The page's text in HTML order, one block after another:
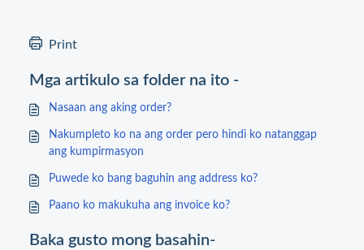
Print
Mga artikulo sa folder na ito -
Nasaan ang aking order?
Nakumpleto ko na ang order pero hindi ko natanggap
ang kumpirmasyon
Puwede ko bang baguhin ang address ko?
Paano ko makukuha ang invoice ko?
Baka gusto mong basahin-